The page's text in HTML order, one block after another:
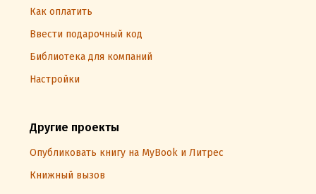
Как оплатить
Ввести подарочный код
Библиотека для компаний
Настройки
Другие проекты
Опубликовать книгу на MyBook и Литрес
Книжный вызов